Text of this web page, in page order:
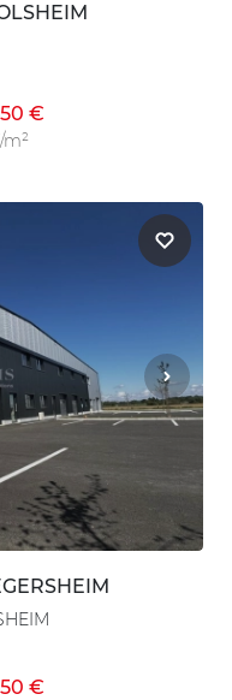
€
m²
€